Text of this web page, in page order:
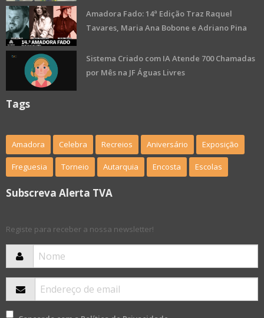
Amadora Fado: 14ª Edição Traz Raquel
Tavares, Maria Ana Bobone e Adriano Pina
Sistema Criado com IA Atende 700 Chamadas
por Mês na JF Águas Livres
Tags
Amadora Celebra Recreios Aniversário Exposição
Freguesia Torneio Autarquia Encosta Escolas
Subscreva Alerta TVA
Registe para receber a nossa newsletter!